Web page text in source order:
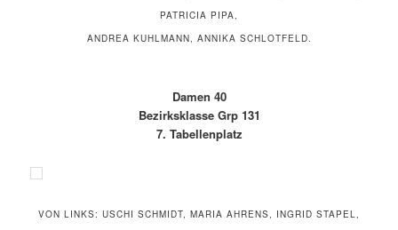
PATRICIA PIPA,
ANDREA KUHLMANN, ANNIKA SCHLOTFELD.
Damen 40
Bezirksklasse Grp 131
7. Tabellenplatz
VON LINKS: USCHI SCHMIDT, MARIA AHRENS, INGRID STAPEL,